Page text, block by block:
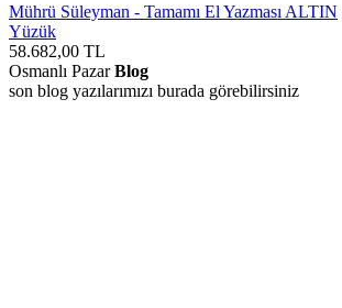
Mührü Süleyman - Tamamı El Yazması ALTIN
Yüzük
58.682,00 TL
Osmanlı PazarBlog
son blog yazılarımızı burada görebilirsiniz